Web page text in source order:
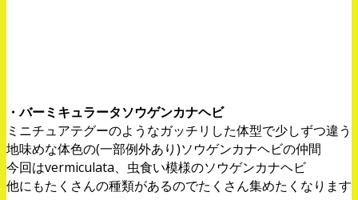
・バーミキュラータソウゲンカナヘビ
ミニチュアテグーのようなガッチリした体型で少しずつ違う
地味めな体色の(一部例外あり)ソウゲンカナヘビの仲間
今回はvermiculata、虫食い模様のソウゲンカナヘビ
他にもたくさんの種類があるのでたくさん集めたくなります